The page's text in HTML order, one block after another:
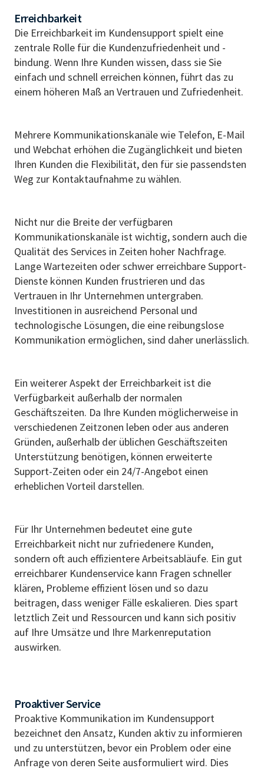
Erreichbarkeit
Die Erreichbarkeit im Kundensupport spielt eine
zentrale Rolle für die Kundenzufriedenheit und -
bindung. Wenn Ihre Kunden wissen, dass sie Sie
einfach und schnell erreichen können, führt das zu
einem höheren Maß an Vertrauen und Zufriedenheit.
Mehrere Kommunikationskanäle wie Telefon, E-Mail
und Webchat erhöhen die Zugänglichkeit und bieten
Ihren Kunden die Flexibilität, den für sie passendsten
Weg zur Kontaktaufnahme zu wählen.
Nicht nur die Breite der verfügbaren
Kommunikationskanäle ist wichtig, sondern auch die
Qualität des Services in Zeiten hoher Nachfrage.
Lange Wartezeiten oder schwer erreichbare Support-
Dienste können Kunden frustrieren und das
Vertrauen in Ihr Unternehmen untergraben.
Investitionen in ausreichend Personal und
technologische Lösungen, die eine reibungslose
Kommunikation ermöglichen, sind daher unerlässlich.
Ein weiterer Aspekt der Erreichbarkeit ist die
Verfügbarkeit außerhalb der normalen
Geschäftszeiten. Da Ihre Kunden möglicherweise in
verschiedenen Zeitzonen leben oder aus anderen
Gründen, außerhalb der üblichen Geschäftszeiten
Unterstützung benötigen, können erweiterte
Support-Zeiten oder ein 24/7-Angebot einen
erheblichen Vorteil darstellen.
Für Ihr Unternehmen bedeutet eine gute
Erreichbarkeit nicht nur zufriedenere Kunden,
sondern oft auch effizientere Arbeitsabläufe. Ein gut
erreichbarer Kundenservice kann Fragen schneller
klären, Probleme effizient lösen und so dazu
beitragen, dass weniger Fälle eskalieren. Dies spart
letztlich Zeit und Ressourcen und kann sich positiv
auf Ihre Umsätze und Ihre Markenreputation
auswirken.
Proaktiver Service
Proaktive Kommunikation im Kundensupport
bezeichnet den Ansatz, Kunden aktiv zu informieren
und zu unterstützen, bevor ein Problem oder eine
Anfrage von deren Seite ausformuliert wird. Dies